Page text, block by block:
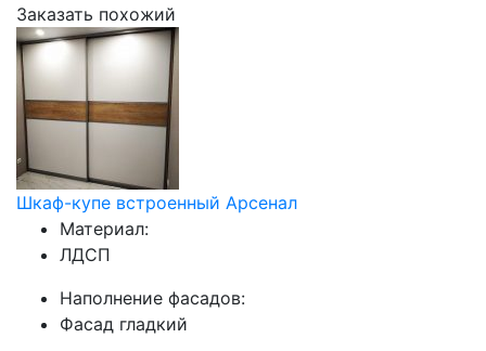
Заказать похожий
Шкаф-купе встроенный Арсенал
Материал:
ЛДСП
Наполнение фасадов:
Фасад гладкий